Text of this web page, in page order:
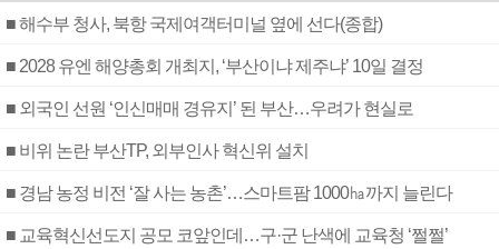
■ 해수부 청사, 북항 국제여객터미널 옆에 선다(종합)
■ 2028 유엔 해양총회 개최지, ‘부산이냐 제주냐’ 10일 결정
■ 외국인 선원 ‘인신매매 경유지’ 된 부산…우려가 현실로
■ 비위 논란 부산TP, 외부인사 혁신위 설치
■ 경남 농정 비전 ‘잘 사는 농촌’…스마트팜 1000㏊까지 늘린다
■ 교육혁신선도지 공모 코앞인데…구·군 난색에 교육청 ‘쩔쩔’